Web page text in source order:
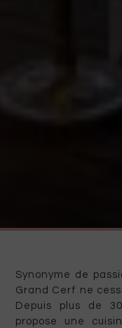
Synonyme de
Grand Cerf ne
Depuis plus de
propose une